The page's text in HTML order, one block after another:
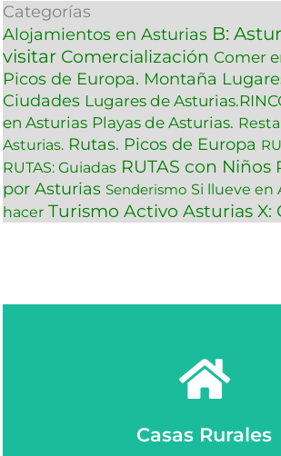
Categorías
Alojamientos en Asturias B:
visitar Comercialización Comer
Picos de Europa. Montaña
Ciudades Lugares de
en Asturias Playas de Asturias.
Asturias. Rutas. Picos de Europa
RUTAS: Guiadas RUTAS con Niños
por Asturias Senderismo Si llueve en
hacer Turismo Activo Asturias X:
Casas Rurales
Ver más